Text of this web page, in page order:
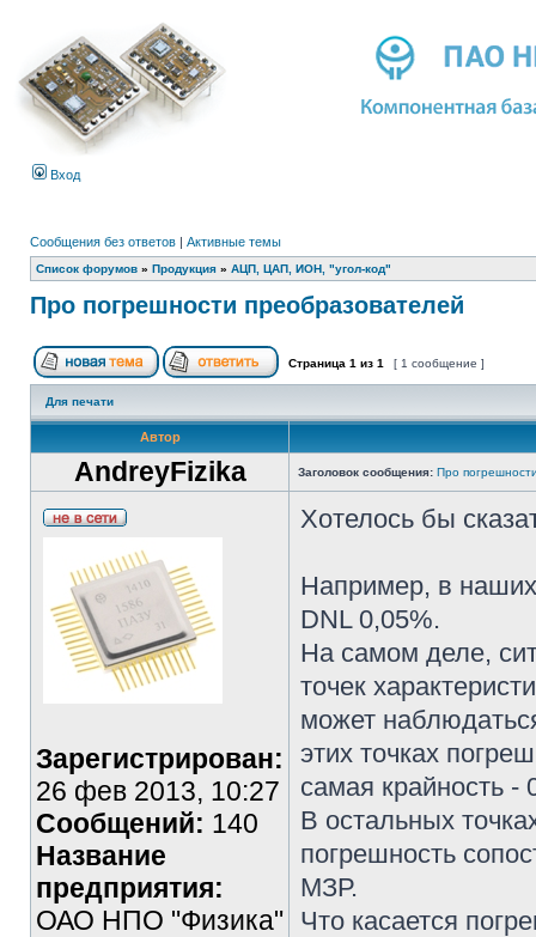
Вход
Сообщения без ответов | Активные темы
Список форумов » Продукция » АЦП, ЦАП, ИОН, "угол-код"
Про погрешности преобразователей
Страница 1 из 1 [ 1 сообщение ]
Для печати
Автор
AndreyFizika Заголовок сообщения: Про
Зарегистрирован:
26 фев 2013, 10:27
Сообщений: 140
Название
предприятия:
ОАО НПО "Физика"
Хотелось бы
Например, в
DNL 0,05%.
На самом деле,
точек
может
этих точках
самая крайность -
В остальных
погрешность
МЗР.
Что касается